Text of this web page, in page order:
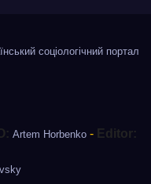
соціологічний портал
Artem Horbenko - Editor: